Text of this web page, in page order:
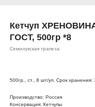
Кетчуп
ГОСТ, 500гр *8
Семилукская трапеза
500гр., ст., 8 шт/уп. Срок хранения:
Производство: Россия
Консервация: Кетчупы